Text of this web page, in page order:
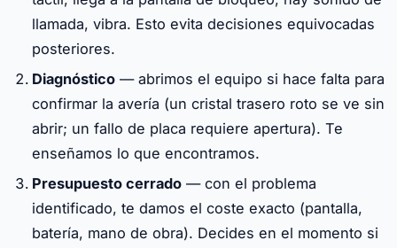
llamada, vibra. Esto evita decisiones equivocadas
posteriores.
Diagnóstico — abrimos el equipo si hace falta para
confirmar la avería (un cristal trasero roto se ve sin
abrir; un fallo de placa requiere apertura). Te
enseñamos lo que encontramos.
Presupuesto cerrado — con el problema
identificado, te damos el coste exacto (pantalla,
batería, mano de obra). Decides en el momento si